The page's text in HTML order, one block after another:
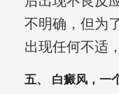
不明确，但为
出现任何不适
五、 白癜风，一